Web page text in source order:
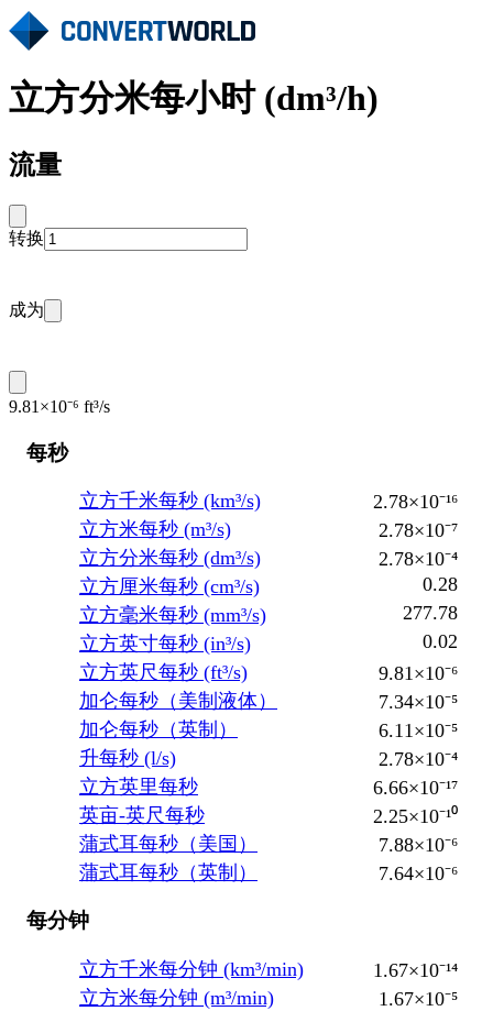
立方分米每小时 (dm³/h)
流量
转换
成为
9.81×10⁻⁶ ft³/s
每秒
立方千米每秒 (km³/s)
2.78×10⁻¹⁶
立方米每秒 (m³/s)
2.78×10⁻⁷
立方分米每秒 (dm³/s)
2.78×10⁻⁴
立方厘米每秒 (cm³/s)
0.28
立方毫米每秒 (mm³/s)
277.78
立方英寸每秒 (in³/s)
0.02
立方英尺每秒 (ft³/s)
9.81×10⁻⁶
加仑每秒（美制液体）
7.34×10⁻⁵
加仑每秒（英制）
6.11×10⁻⁵
升每秒 (l/s)
2.78×10⁻⁴
立方英里每秒
6.66×10⁻¹⁷
英亩-英尺每秒
2.25×10⁻¹⁰
蒲式耳每秒（美国）
7.88×10⁻⁶
蒲式耳每秒（英制）
7.64×10⁻⁶
每分钟
立方千米每分钟 (km³/min)
1.67×10⁻¹⁴
立方米每分钟 (m³/min)
1.67×10⁻⁵